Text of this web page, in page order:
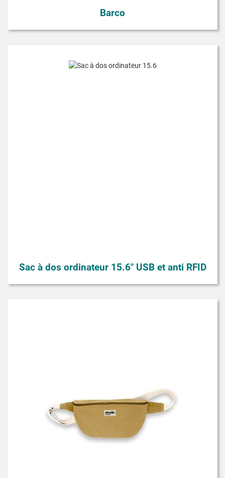
Barco
Sac à dos ordinateur 15.6" USB et anti RFID